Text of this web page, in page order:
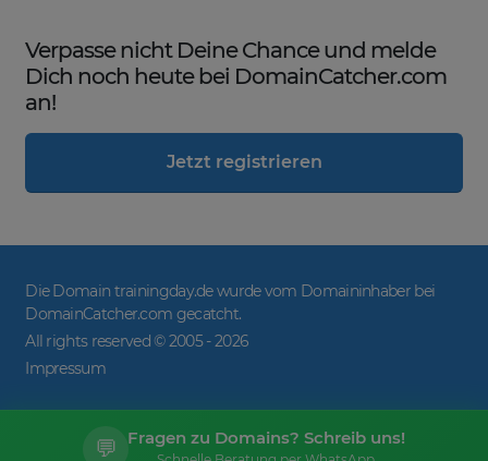
Verpasse nicht Deine Chance und melde
Dich noch heute bei DomainCatcher.com
an!
Jetzt registrieren
Die Domain trainingday.de wurde vom Domaininhaber bei
DomainCatcher.com gecatcht.
All rights reserved © 2005 -2026
Impressum
💬 Fragen zu Domains? Schreib uns!